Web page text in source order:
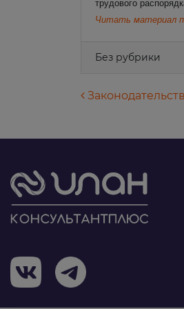
трудового
Читать материал
Без рубрики